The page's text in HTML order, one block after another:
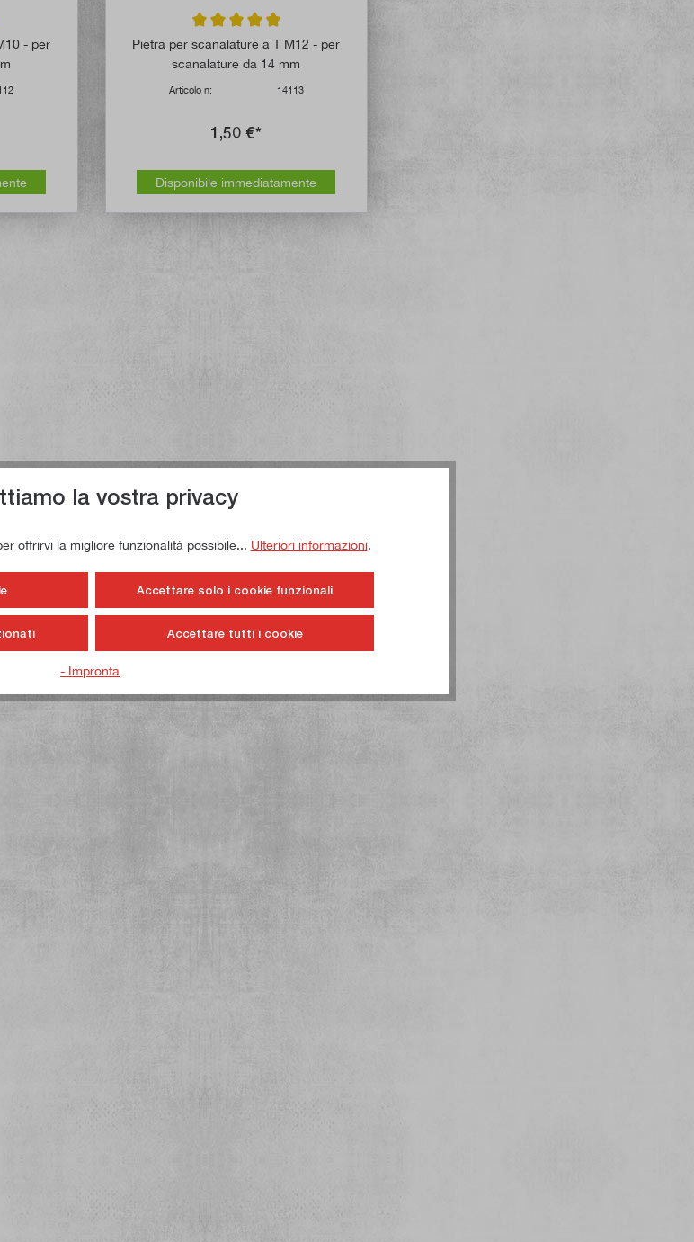
di 4.9 su 5 stelle
- per
Valutazione media di 4.9 su 5 stelle
Pietra per scanalature a T M12 - per
scanalature da 14 mm
Articolo n: 14113
1,50 €*
Disponibile immediatamente
la vostra privacy
offrirvi la migliore funzionalità possibile... Ulteriori informazioni.
Accettare solo i cookie funzionali
Accettare tutti i cookie
- Impronta